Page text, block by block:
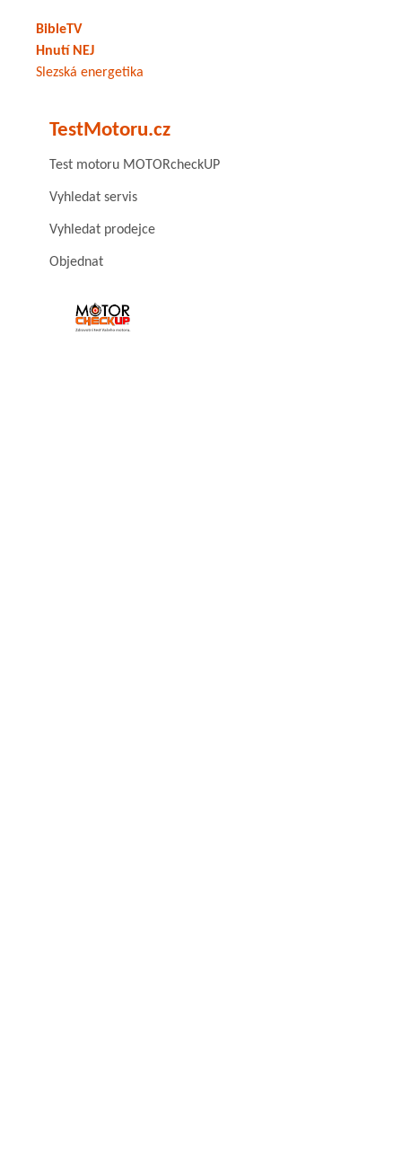
BibleTV
Hnutí NEJ
Slezská energetika
TestMotoru.cz
Test motoru MOTORcheckUP
Vyhledat servis
Vyhledat prodejce
Objednat